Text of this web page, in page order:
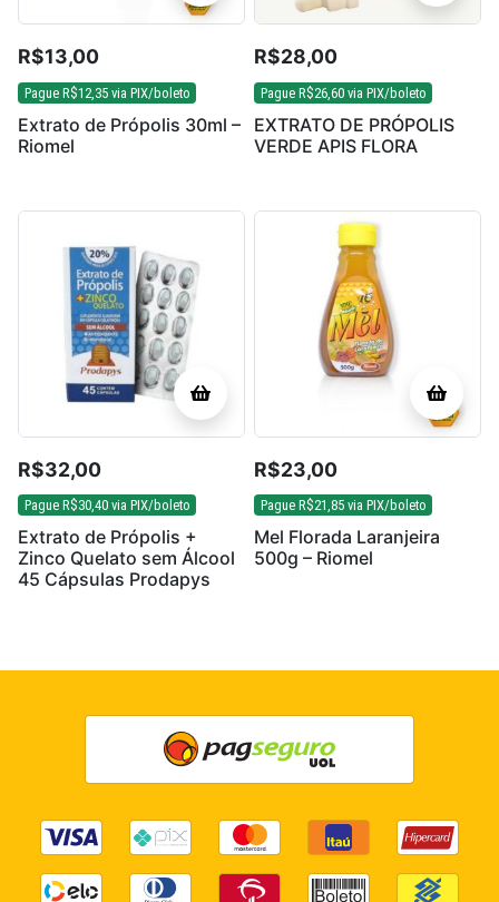
R$13,00
Pague R$12,35 via PIX/boleto
Extrato de Própolis 30ml –
Riomel
R$28,00
Pague R$26,60 via PIX/boleto
EXTRATO DE PRÓPOLIS
VERDE APIS FLORA
R$32,00
Pague R$30,40 via PIX/boleto
Extrato de Própolis +
Zinco Quelato sem Álcool
45 Cápsulas Prodapys
R$23,00
Pague R$21,85 via PIX/boleto
Mel Florada Laranjeira
500g – Riomel